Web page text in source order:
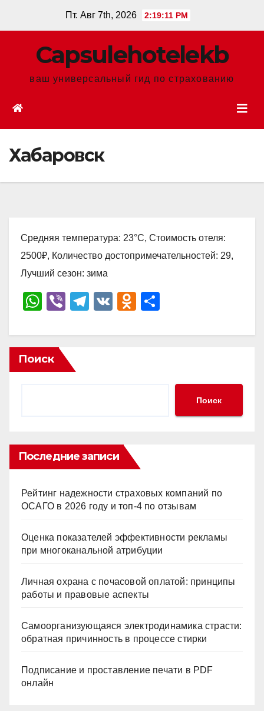
Пт. Авг 7th, 2026 2:19:12 PM
Сapsulehotelekb
ваш универсальный гид по страхованию
Хабаровск
Средняя температура: 23°C, Стоимость отеля:
2500₽, Количество достопримечательностей: 29,
Лучший сезон: зима
W
at
s
A
Vi
er
T
e
V
O
n
р
ть
Поиск
Поиск
Последние записи
Рейтинг надежности страховых компаний по
ОСАГО в 2026 году и топ-4 по отзывам
Оценка показателей эффективности рекламы
при многоканальной атрибуции
Личная охрана с почасовой оплатой: принципы
работы и правовые аспекты
Самоорганизующаяся электродинамика страсти:
обратная причинность в процессе стирки
Подписание и проставление печати в PDF
онлайн